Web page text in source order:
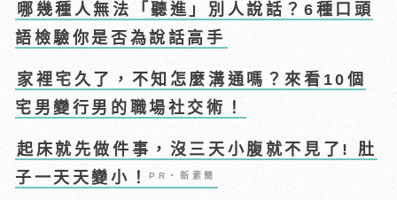
哪幾種人無法「聽進」別人說話？6種口頭
語檢驗你是否為說話高手
家裡宅久了，不知怎麼溝通嗎？來看10個
宅男變行男的職場社交術！
起床就先做件事，沒三天小腹就不見了! 肚
子一天天變小！PR・新素簡